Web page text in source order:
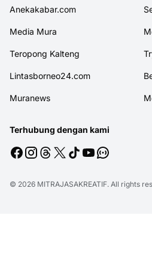
Anekakabar.com
Media Mura
Teropong Kalteng
Lintasborneo24.com
Muranews
Terhubung dengan kami
© 2026 MITRAJASAKREATIF. All rights